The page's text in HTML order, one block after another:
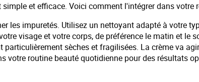
et efficace. Voici comment l'intégrer dans votre
les impuretés. Utilisez un nettoyant adapté à votre
visage et votre corps, de préférence le matin et le
sèches et fragilisées. La crème va
votre routine beauté quotidienne pour des résultats